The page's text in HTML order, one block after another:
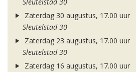
Sleutelstad 30
Zaterdag 30 augustus, 17.00 uur
Sleutelstad 30
Zaterdag 23 augustus, 17.00 uur
Sleutelstad 30
Zaterdag 16 augustus, 17.00 uur